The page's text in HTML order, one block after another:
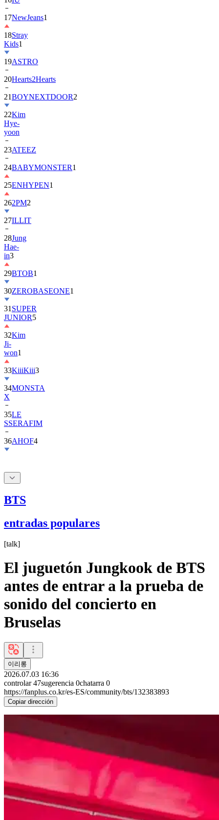
18Stray
Kids
19ASTRO
20Hearts2Hearts
21BOYNEXTDOOR
22Kim
Hye-
yoon
23ATEEZ
24BABYMONSTER
25ENHYPEN1
262PM2
27ILLIT
28Jung
Hae-
in3
29BTOB
30ZEROBASEONE
31SUPER
JUNIOR
32Kim
Ji-
won1
33KiiiKiii
34MONSTA
X
35
SSERAFIM
36AHOF4
BTS
entradas populares
[talk]
El juguetón Jungkook de BTS
antes de entrar a la prueba de
sonido del concierto en
Bruselas
이리롱
2026.07.03 16:36
controlar 47sugerencia 0chatarra 0
https://fanplus.co.kr/es-ES/community/bts/132383893
Copiar dirección